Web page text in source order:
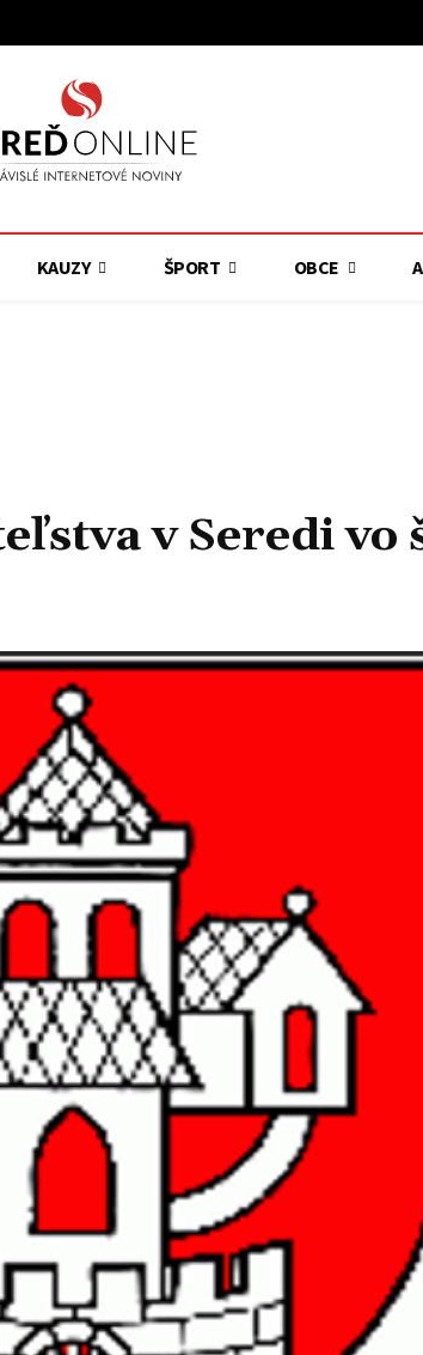
KAUZY ŠPORT OBCE
v Seredi vo